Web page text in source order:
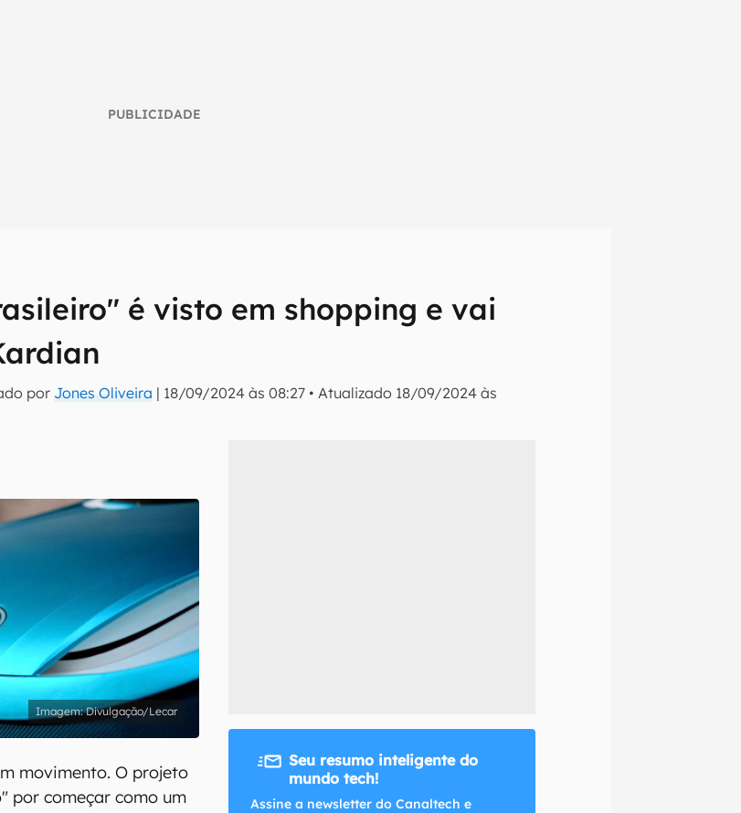
PUBLICIDADE
é visto em shopping e vai
por Jones Oliveira | 18/09/2024 às 08:27 •Atualizado 18/09/2024 às
do mundo tech!
e receba notícias e reviews sobre tecnologia em primeira
com os
Divulgação/Lecar
movimento. O projeto
por começar como um
Seu resumo inteligente do
mundo tech!
Assine a newsletter do Canaltech e